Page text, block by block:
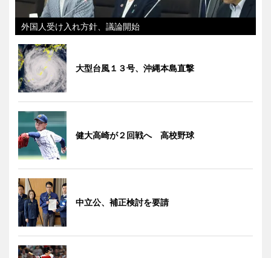
外国人受け入れ方針、議論開始
大型台風１３号、沖縄本島直撃
健大高崎が２回戦へ 高校野球
中立公、補正検討を要請